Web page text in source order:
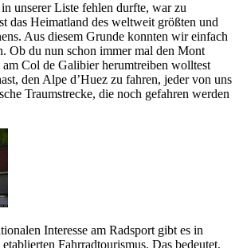
unserer Liste fehlen durfte, war zu
das Heimatland des weltweit größten und
Aus diesem Grunde konnten wir einfach
Ob du nun schon immer mal den Mont
Col de Galibier herumtreiben wolltest
den Alpe d’Huez zu fahren, jeder von uns
Traumstrecke, die noch gefahren werden
Interesse am Radsport gibt es in
Fahrradtourismus. Das bedeutet,